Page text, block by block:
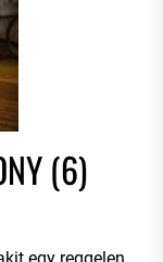
(6)
egy reggelen